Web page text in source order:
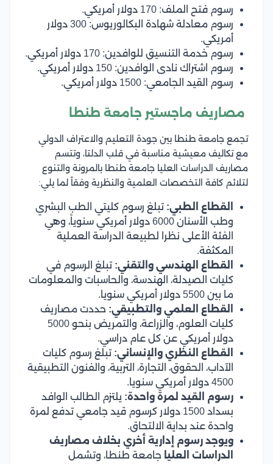
رسوم فتح الملف: 170 دولار أمريكي.
رسوم معادلة شهادة البكالوريوس: 300 دولار
أمريكي.
رسوم خدمة التنسيق للوافدين: 170 دولار أمريكي.
رسوم اشتراك نادى الوافدين: 150 دولار أمريكي.
رسوم القيد الجامعي: 1500 دولار أمريكي.
مصاريف ماجستير جامعة طنطا
تجمع جامعة طنطا بين جودة التعليم والاعتراف الدولي
مع تكاليف معيشية مناسبة في قلب الدلتا، وتتسم
مصاريف الدراسات العليا جامعة طنطا بالمرونة والتنوع
لتلائم كافة التخصصات العلمية والنظرية وفقاً لما يلي:
القطاع الطبي: تبلغ رسوم كليتي الطب البشري
وطب الأسنان 6000 دولار أمريكي سنوياً، وهي
الفئة الأعلى نظرا لطبيعة الدراسة العملية
المكثفة.
القطاع الهندسي والتقني: تبلغ الرسوم في
كليات الصيدلة، الهندسة، والحاسبات والمعلومات
ما بين 5500 دولار أمريكي سنويا.
القطاع العلمي والتطبيقي: حددت مصاريف
كليات العلوم، والزراعة، والتمريض بنحو 5000
دولار أمريكي عن كل عام دراسي.
القطاع النظري والإنساني: تبلغ رسوم كليات
الآداب، الحقوق، التجارة، التربية، والفنون التطبيقية
4500 دولار أمريكي سنويا.
رسوم القيد لمرة واحدة: يلتزم الطالب الوافد
بسداد 1500 دولار كرسوم قيد جامعي تدفع لمرة
واحدة عند بداية الالتحاق.
ويوجد رسوم إدارية أخري بخلاف مصاريف
الدراسات العليا جامعة طنطا، وتشمل